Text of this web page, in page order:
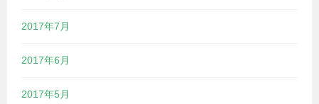
2017年7月
2017年6月
2017年5月